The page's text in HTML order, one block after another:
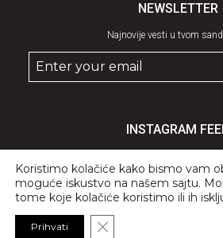
NEWSLETTER
Najnovije vesti u tvom
INSTAGRAM
Koristimo kolačiće kako bismo vam
moguće iskustvo na našem sajtu.
tome koje kolačiće koristimo ili ih
Prihvati Close GDPR Cookie